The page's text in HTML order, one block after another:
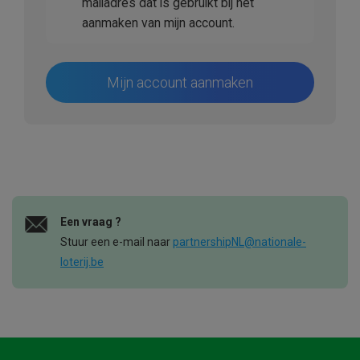
aanmaken van mijn account.
Mijn account aanmaken
Een vraag ?
Stuur een e-mail naar partnershipNL@nationale-
loterij.be